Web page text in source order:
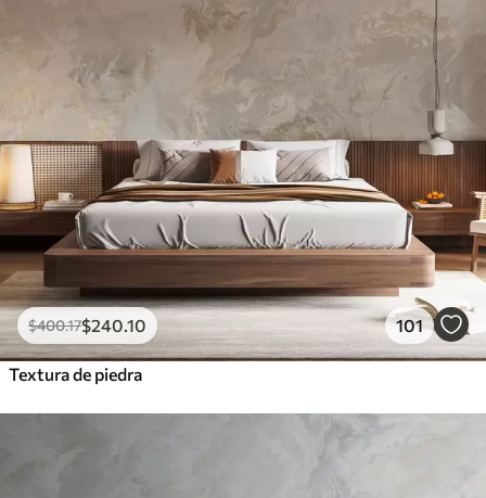
$400.17$240.10 101
Textura de piedra